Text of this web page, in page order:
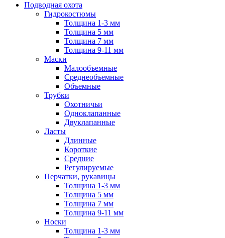
Подводная охота
Гидрокостюмы
Толщина 1-3 мм
Толщина 5 мм
Толщина 7 мм
Толщина 9-11 мм
Маски
Малообъемные
Среднеобъемные
Объемные
Трубки
Охотничьи
Одноклапанные
Двуклапанные
Ласты
Длинные
Короткие
Средние
Регулируемые
Перчатки, рукавицы
Толщина 1-3 мм
Толщина 5 мм
Толщина 7 мм
Толщина 9-11 мм
Носки
Толщина 1-3 мм